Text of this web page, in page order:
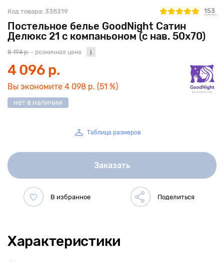
Постельное белье GoodNight Сатин
Делюкс 21 с компаньоном (с нав. 50х70)
Код товара: 338319 153
8 194 р. - розничная цена
4 096 р.
Вы экономите 4 098 р. (51 %)
нет в наличии
Таблица размеров
Заказать
Характеристики